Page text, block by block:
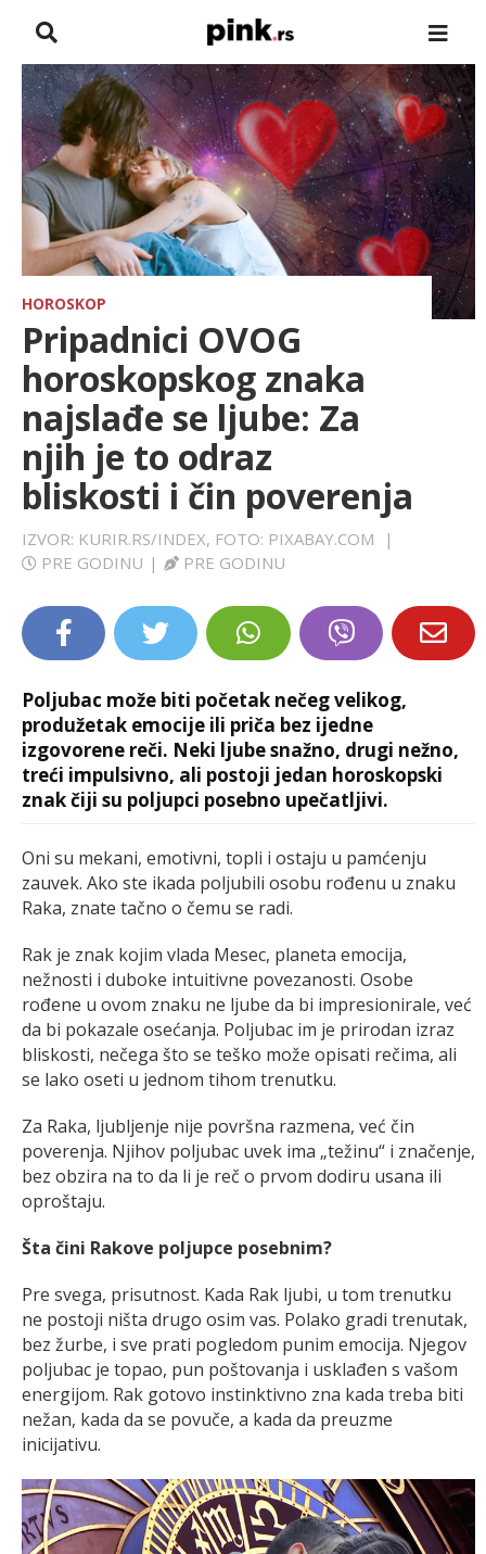
NASLOVNA
VESTI
ZADRUGA
SHOWBIZ
HRONIKA
FARMERI
SPORT
LIFESTYLE
EXTRA
HOROSKOP
Pripadnici OVOG
horoskopskog znaka
najslađe se ljube: Za
njih je to odraz
bliskosti i čin poverenja
IZVOR: KURIR.RS/INDEX, FOTO: PIXABAY.COM
|
PRE GODINU | PRE GODINU
Poljubac može biti početak nečeg velikog,
produžetak emocije ili priča bez ijedne
izgovorene reči. Neki ljube snažno, drugi nežno,
treći impulsivno, ali postoji jedan horoskopski
znak čiji su poljupci posebno upečatljivi.
Oni su mekani, emotivni, topli i ostaju u pamćenju
zauvek. Ako ste ikada poljubili osobu rođenu u znaku
Raka, znate tačno o čemu se radi.
Rak je znak kojim vlada Mesec, planeta emocija,
nežnosti i duboke intuitivne povezanosti. Osobe
rođene u ovom znaku ne ljube da bi impresionirale, već
da bi pokazale osećanja. Poljubac im je prirodan izraz
bliskosti, nečega što se teško može opisati rečima, ali
se lako oseti u jednom tihom trenutku.
Za Raka, ljubljenje nije površna razmena, već čin
poverenja. Njihov poljubac uvek ima „težinu“ i značenje,
bez obzira na to da li je reč o prvom dodiru usana ili
oproštaju.
Šta čini Rakove poljupce posebnim?
Pre svega, prisutnost. Kada Rak ljubi, u tom trenutku
ne postoji ništa drugo osim vas. Polako gradi trenutak,
bez žurbe, i sve prati pogledom punim emocija. Njegov
poljubac je topao, pun poštovanja i usklađen s vašom
energijom. Rak gotovo instinktivno zna kada treba biti
nežan, kada da se povuče, a kada da preuzme
inicijativu.